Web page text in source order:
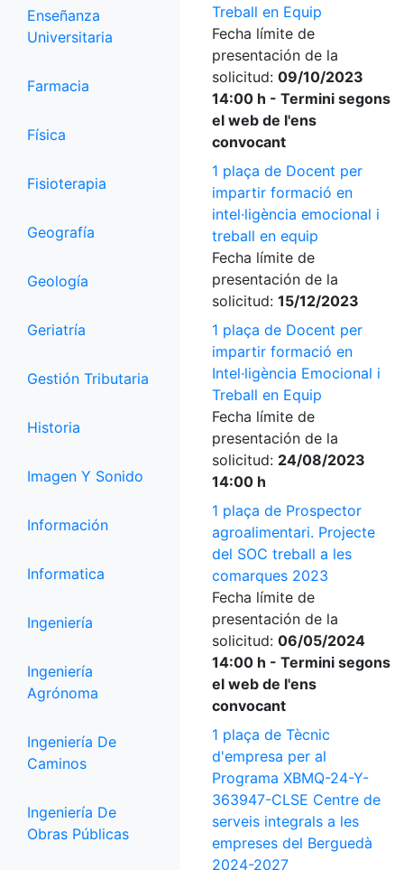
Enseñanza
Universitaria
Farmacia
Física
Fisioterapia
Geografía
Geología
Geriatría
Gestión Tributaria
Historia
Imagen Y Sonido
Información
Informatica
Ingeniería
Ingeniería
Agrónoma
Ingeniería De
Caminos
Ingeniería De
Obras Públicas
Treball en Equip
Fecha límite de
presentación de la
solicitud: 09/10/2023
14:00 h - Termini segons
el web de l'ens
convocant
1 plaça de Docent per
impartir formació en
intel·ligència emocional i
treball en equip
Fecha límite de
presentación de la
solicitud: 15/12/2023
1 plaça de Docent per
impartir formació en
Intel·ligència Emocional i
Treball en Equip
Fecha límite de
presentación de la
solicitud: 24/08/2023
14:00 h
1 plaça de Prospector
agroalimentari. Projecte
del SOC treball a les
comarques 2023
Fecha límite de
presentación de la
solicitud: 06/05/2024
14:00 h - Termini segons
el web de l'ens
convocant
1 plaça de Tècnic
d'empresa per al
Programa XBMQ-24-Y-
363947-CLSE Centre de
serveis integrals a les
empreses del Berguedà
2024-2027